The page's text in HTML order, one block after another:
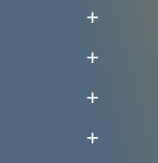
覧